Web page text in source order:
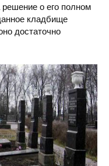
решение о его полном
кладбище
достаточно